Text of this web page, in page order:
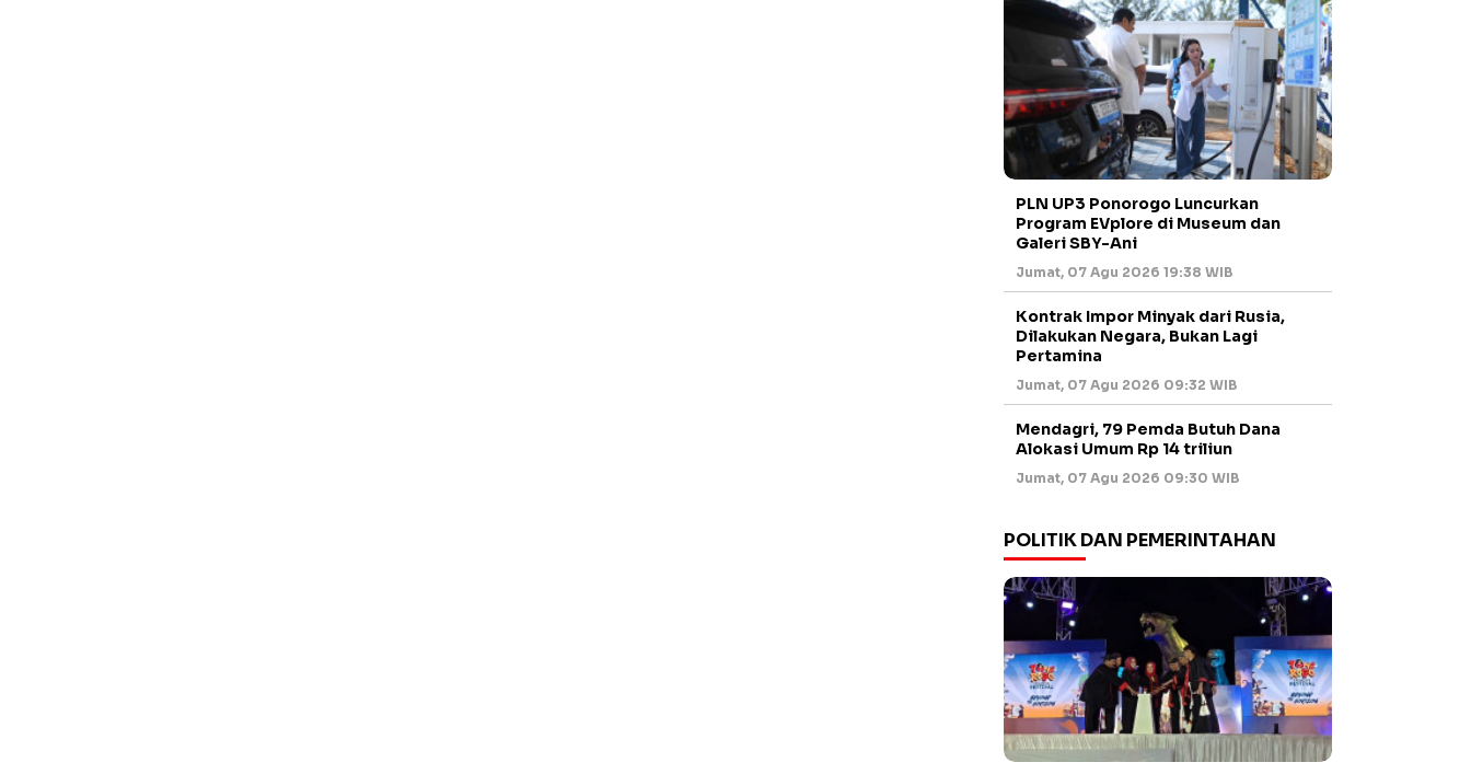
PLN UP3 Ponorogo Luncurkan
Program EVplore di Museum dan
Galeri SBY-Ani
Jumat, 07 Agu 2026 19:38 WIB
Kontrak Impor Minyak dari Rusia,
Dilakukan Negara, Bukan Lagi
Pertamina
Jumat, 07 Agu 2026 09:32 WIB
Mendagri, 79 Pemda Butuh Dana
Alokasi Umum Rp 14 triliun
Jumat, 07 Agu 2026 09:30 WIB
POLITIK DAN PEMERINTAHAN